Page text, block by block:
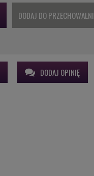
DODAJ DO PRZECHOWALNI
DODAJ OPINIĘ